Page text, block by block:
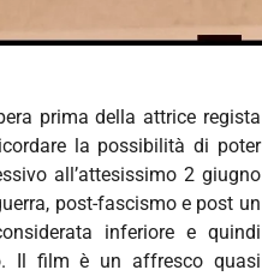
prima della attrice regista
la possibilità di poter
all’attesissimo 2 giugno
post-fascismo e post un
inferiore e quindi
Il film è un affresco quasi